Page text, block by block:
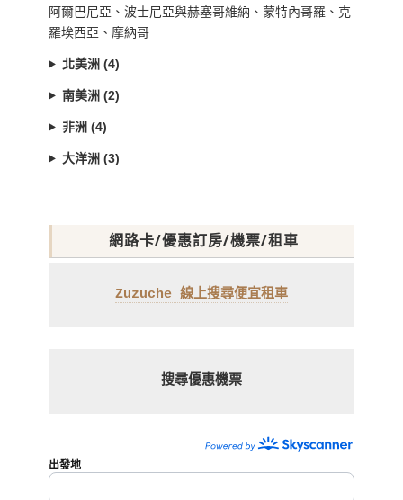
阿爾巴尼亞、波士尼亞與赫塞哥維納、蒙特內哥羅、克
羅埃西亞、摩納哥
北美洲 (4)
南美洲 (2)
非洲 (4)
大洋洲 (3)
網路卡/優惠訂房/機票/租車
Zuzuche 線上搜尋便宜租車
搜尋優惠機票